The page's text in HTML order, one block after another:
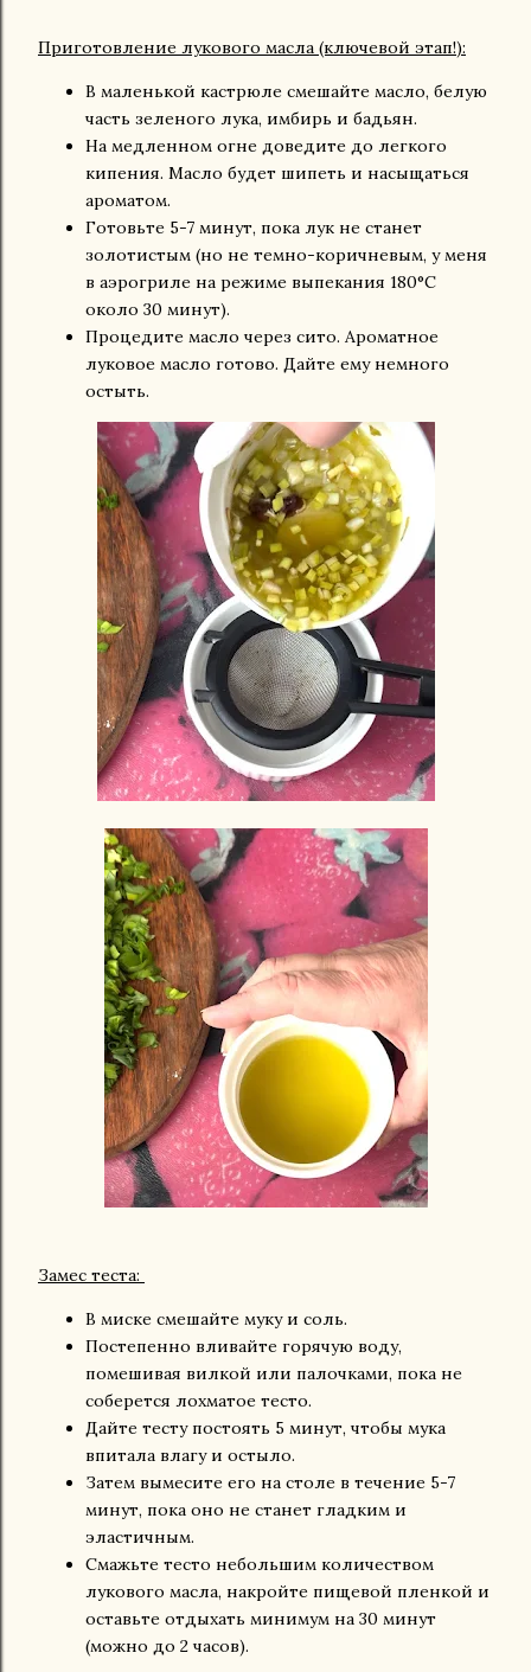
Приготовление лукового масла (ключевой этап!):
В маленькой кастрюле смешайте масло, белую
часть зеленого лука, имбирь и бадьян.
На медленном огне доведите до легкого
кипения. Масло будет шипеть и насыщаться
ароматом.
Готовьте 5-7 минут, пока лук не станет
золотистым (но не темно-коричневым, у меня
в аэрогриле на режиме выпекания 180°C
около 30 минут).
Процедите масло через сито. Ароматное
луковое масло готово. Дайте ему немного
остыть.
Замес теста:
В миске смешайте муку и соль.
Постепенно вливайте горячую воду,
помешивая вилкой или палочками, пока не
соберется лохматое тесто.
Дайте тесту постоять 5 минут, чтобы мука
впитала влагу и остыло.
Затем вымесите его на столе в течение 5-7
минут, пока оно не станет гладким и
эластичным.
Смажьте тесто небольшим количеством
лукового масла, накройте пищевой пленкой и
оставьте отдыхать минимум на 30 минут
(можно до 2 часов).